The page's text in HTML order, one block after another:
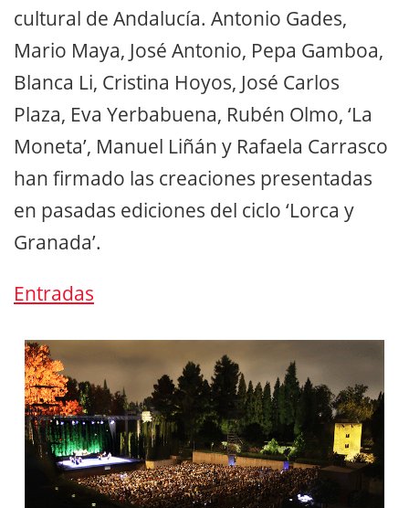
cultural de Andalucía. Antonio Gades,
Mario Maya, José Antonio, Pepa Gamboa,
Blanca Li, Cristina Hoyos, José Carlos
Plaza, Eva Yerbabuena, Rubén Olmo, ‘La
Moneta’, Manuel Liñán y Rafaela Carrasco
han firmado las creaciones presentadas
en pasadas ediciones del ciclo ‘Lorca y
Granada’.
Entradas